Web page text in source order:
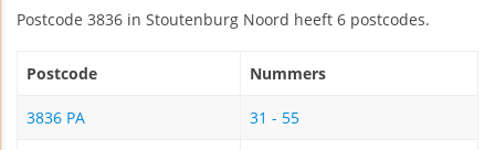
Postcode 3836 in Stoutenburg Noord heeft 6 postcodes.
Postcode Nummers
3836 PA 31 - 55